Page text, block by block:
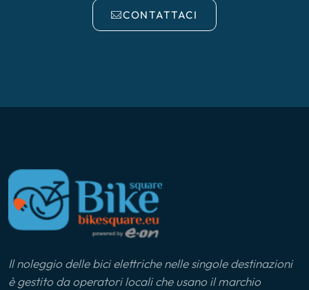
CONTATTACI
Il noleggio delle bici elettriche nelle singole destinazioni
è gestito da operatori locali che usano il marchio